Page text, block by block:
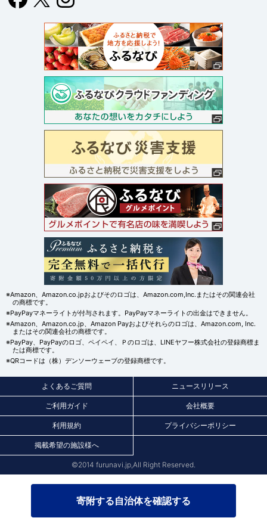
寄附する自治体を確認する
※Amazon、Amazon.co.jpおよびそのロゴは、Amazon.com,Inc.またはその関連会社
の商標です。
※PayPayマネーライトが付与されます。PayPayマネーライトの出金はできません。
※Amazon、Amazon.co.jp、Amazon Payおよびそれらのロゴは、Amazon.com, Inc.
またはその関連会社の商標です。
※PayPay、PayPayのロゴ、ペイペイ、Ｐのロゴは、LINEヤフー株式会社の登録商標ま
たは商標です。
※QRコードは（株）デンソーウェーブの登録商標です。
よくあるご質問 ニュースリリース
ご利用ガイド 会社概要
利用規約 プライバシーポリシー
掲載希望の施設様へ
©2014 furunavi.jp,All Right Reserved.